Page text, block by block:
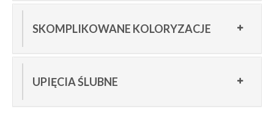
SKOMPLIKOWANE KOLORYZACJE
UPIĘCIA ŚLUBNE